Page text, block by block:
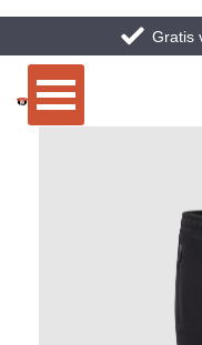
Gratis